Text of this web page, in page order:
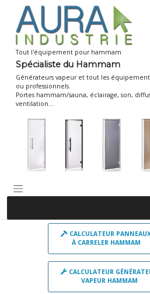
content
Tout l'équipement pour hammam
Spécialiste du Hammam
Générateurs vapeur et tout les
ou professionnels.
Portes hammam/sauna, éclairage, son,
ventilation...
CALCULATEUR
À CARRELER HAMMAM
CALCULATEUR
VAPEUR HAMMAM